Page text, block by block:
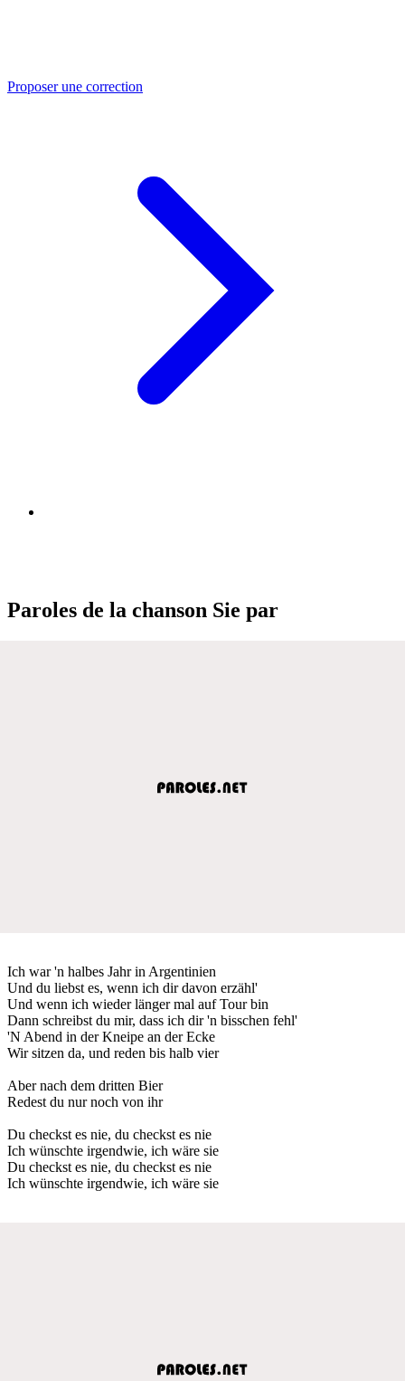
Proposer une correction
Paroles de la chanson Sie par
Ich war 'n halbes Jahr in Argentinien
Und du liebst es, wenn ich dir davon erzähl'
Und wenn ich wieder länger mal auf Tour bin
Dann schreibst du mir, dass ich dir 'n bisschen fehl'
'N Abend in der Kneipe an der Ecke
Wir sitzen da, und reden bis halb vier
Aber nach dem dritten Bier
Redest du nur noch von ihr
Du checkst es nie, du checkst es nie
Ich wünschte irgendwie, ich wäre sie
Du checkst es nie, du checkst es nie
Ich wünschte irgendwie, ich wäre sie